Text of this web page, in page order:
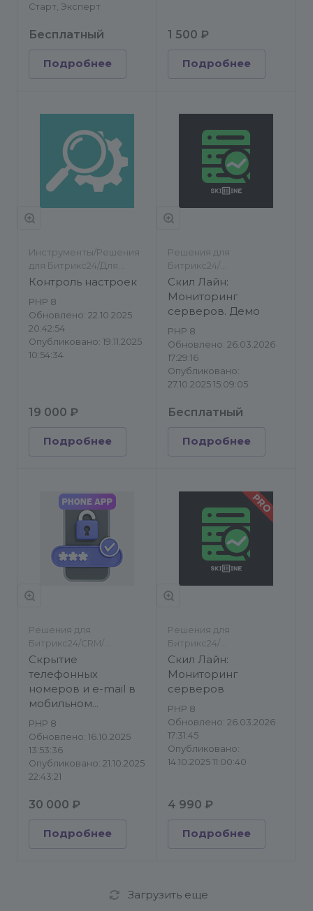
Старт, Эксперт
Бесплатный
Подробнее
1 500 ₽
Подробнее
Инструменты/Решения
для Битрикс24/Для
разработчиков/
Контроль настроек
PHP 8
Обновлено: 22.10.2025
20:42:54
Опубликовано: 19.11.2025
10:54:34
19 000 ₽
Подробнее
Решения для
Битрикс24/
Инструменты/Другое
Скил Лайн:
Мониторинг
серверов. Демо
PHP 8
Обновлено: 26.03.2026
17:29:16
Опубликовано:
27.10.2025 15:09:05
Бесплатный
Подробнее
Решения для
Битрикс24/CRM/
Инструменты
Скрытие
телефонных
номеров и e-mail в
мобильном
приложении
Битрикс24
PHP 8
Обновлено: 16.10.2025
13:53:36
Опубликовано: 21.10.2025
22:43:21
30 000 ₽
Подробнее
Решения для
Битрикс24/
Инструменты/Другое
Скил Лайн:
Мониторинг
серверов
PHP 8
Обновлено: 26.03.2026
17:31:45
Опубликовано:
14.10.2025 11:00:40
4 990 ₽
Подробнее
Загрузить еще